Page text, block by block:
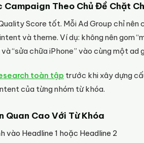
Campaign Theo Chủ Đề Chặt
Score tốt. Mỗi Ad Group chỉ nên
và theme. Ví dụ: không nên gom
“sửa chữa iPhone” vào cùng một ad
toàn tập trước khi xây dựng
của từng nhóm từ khóa.
Quan Cao Với Từ Khóa
vào Headline 1 hoặc Headline 2